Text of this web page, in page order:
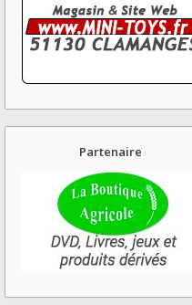
Partenaire